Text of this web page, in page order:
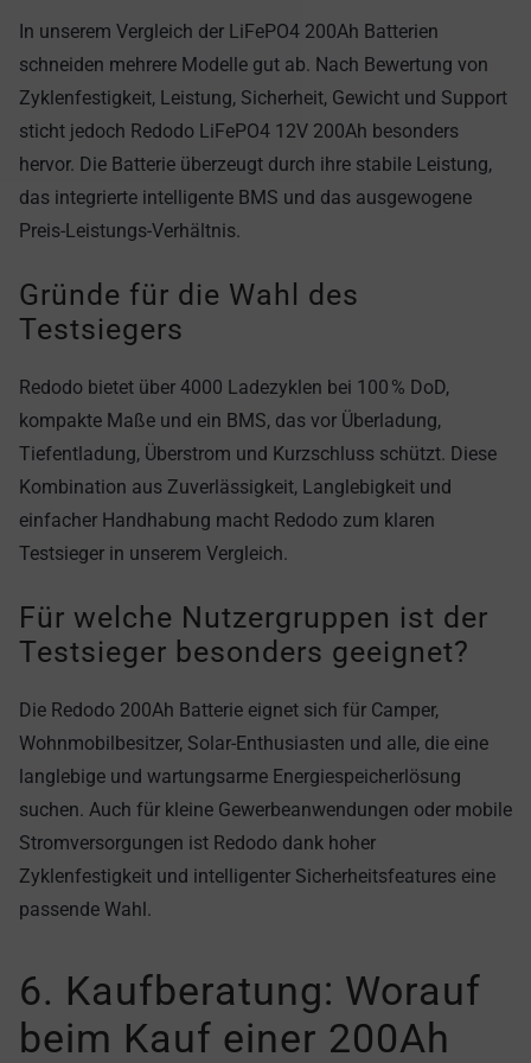
In unserem Vergleich der LiFePO4 200Ah Batterien
schneiden mehrere Modelle gut ab. Nach Bewertung von
Zyklenfestigkeit, Leistung, Sicherheit, Gewicht und Support
sticht jedoch Redodo LiFePO4 12V 200Ah besonders
hervor. Die Batterie überzeugt durch ihre stabile Leistung,
das integrierte intelligente BMS und das ausgewogene
Preis-Leistungs-Verhältnis.
Gründe für die Wahl des
Testsiegers
Redodo bietet über 4000 Ladezyklen bei 100 % DoD,
kompakte Maße und ein BMS, das vor Überladung,
Tiefentladung, Überstrom und Kurzschluss schützt. Diese
Kombination aus Zuverlässigkeit, Langlebigkeit und
einfacher Handhabung macht Redodo zum klaren
Testsieger in unserem Vergleich.
Für welche Nutzergruppen ist der
Testsieger besonders geeignet?
Die Redodo 200Ah Batterie eignet sich für Camper,
Wohnmobilbesitzer, Solar-Enthusiasten und alle, die eine
langlebige und wartungsarme Energiespeicherlösung
suchen. Auch für kleine Gewerbeanwendungen oder mobile
Stromversorgungen ist Redodo dank hoher
Zyklenfestigkeit und intelligenter Sicherheitsfeatures eine
passende Wahl.
6. Kaufberatung: Worauf
beim Kauf einer 200Ah